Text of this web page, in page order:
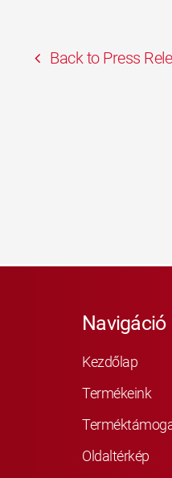
Back to Press
Navigáció
Kezdőlap
Termékeink
Oldaltérkép